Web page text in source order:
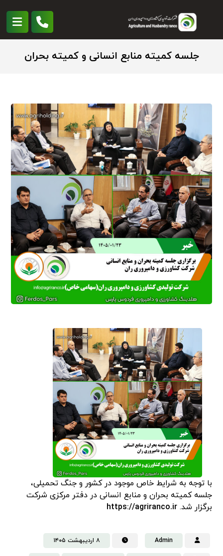
جلسه کمیته منابع انسانی و کمیته بحران
با توجه به شرایط خاص موجود در کشور و جنگ تحمیلی،
جلسه کمیته بحران و منابع انسانی در دفتر مرکزی شرکت
برگزار شد.https://agriranco.ir
Admin ۸ اردیبهشت ۱۴۰۵